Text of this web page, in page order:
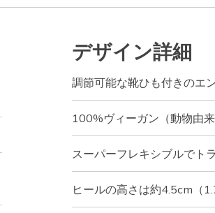
デザイン詳細
調節可能な靴ひも付きのエ
100%ヴィーガン（動物由
スーパーフレキシブルでト
ヒールの高さは約4.5cm（